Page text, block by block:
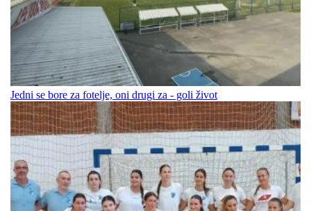
Jedni se bore za fotelje, oni drugi za - goli život